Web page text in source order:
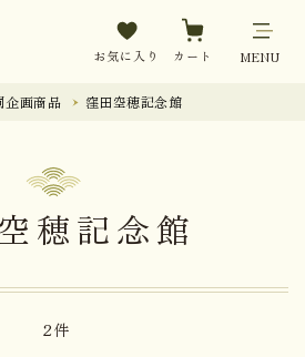
お気に入り カート MENU
企画商品 窪田空穂記念館
穂記念館
2件